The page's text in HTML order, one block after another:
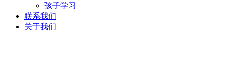
孩子学习
联系我们
关于我们